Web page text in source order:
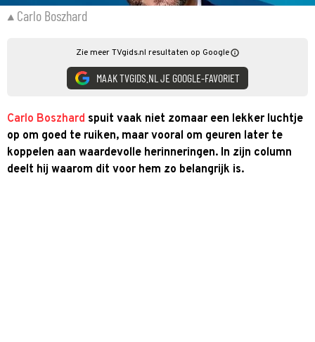
Carlo Boszhard
Zie meer TVgids.nl resultaten op Google
MAAK TVGIDS.NL JE GOOGLE-FAVORIET
Carlo Boszhard spuit vaak niet zomaar een lekker luchtje
op om goed te ruiken, maar vooral om geuren later te
koppelen aan waardevolle herinneringen. In zijn column
deelt hij waarom dit voor hem zo belangrijk is.